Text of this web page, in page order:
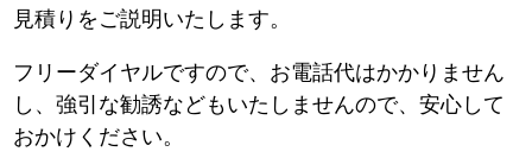
見積りをご説明いたします。
フリーダイヤルですので、お電話代はかかりません
し、強引な勧誘などもいたしませんので、安心して
おかけください。